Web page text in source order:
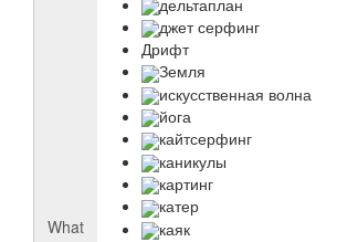
What
джет серфинг
Дрифт
Земля
искусственная волна
йога
кайтсерфинг
каникулы
картинг
катер
каяк